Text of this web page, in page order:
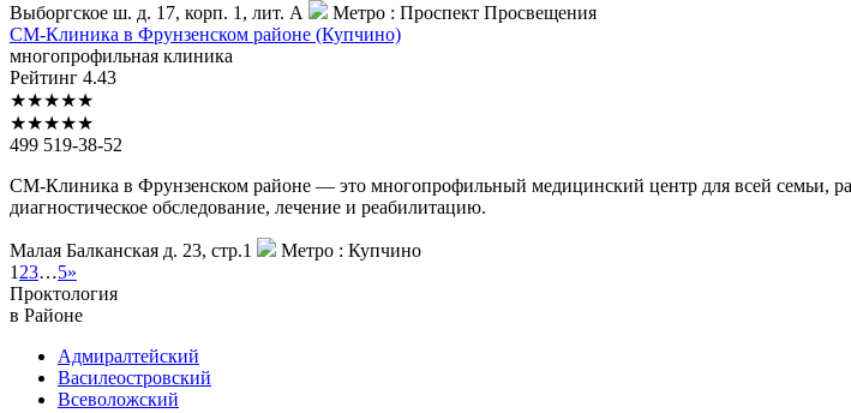
Выборгское ш. д. 17, корп. 1, лит. А Метро : Проспект Просвещения
СМ-Клиника в Фрунзенском районе (Купчино)
многопрофильная клиника
Рейтинг 4.43
★★★★★
★★★★★
499 519-38-52
СМ-Клиника в Фрунзенском районе — это многопрофильный медицинский центр для всей семьи,
диагностическое обследование, лечение и реабилитацию.
Малая Балканская д. 23, стр.1 Метро : Купчино
1 23…5»
Проктология
в Районе
Адмиралтейский
Василеостровский
Всеволожский